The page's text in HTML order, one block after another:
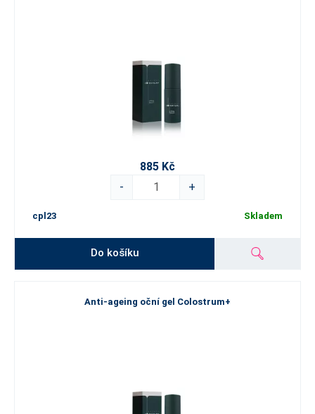
885 Kč
-
+
cpl23 Skladem
Do košíku
Anti-ageing oční gel Colostrum+